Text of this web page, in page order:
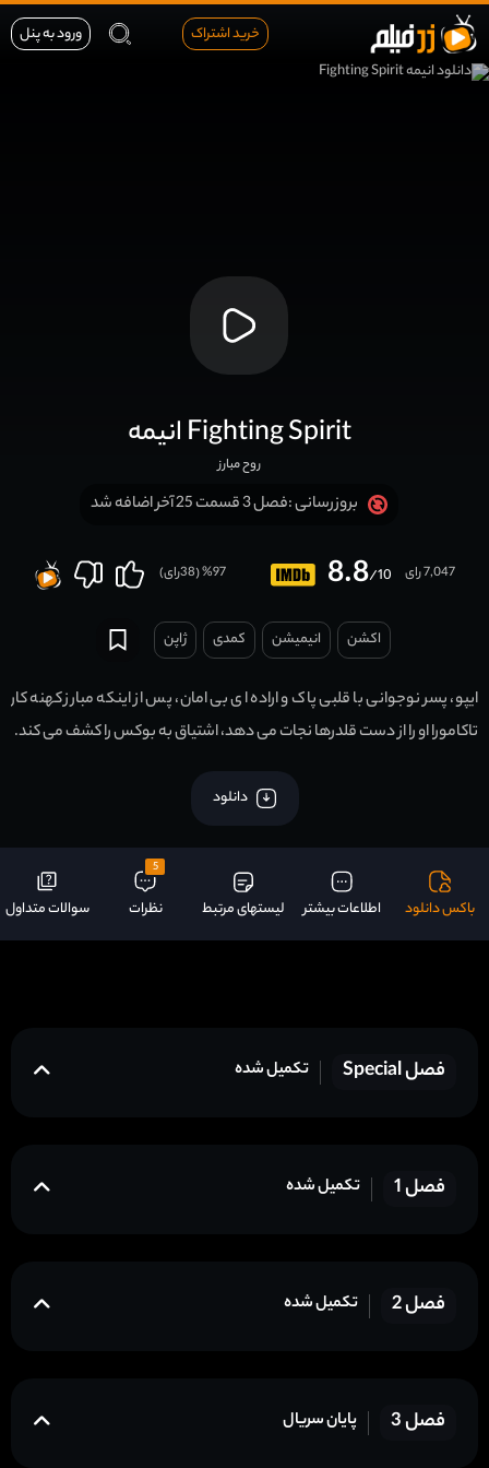
خرید اشتراک ورود به پنل
انیمه Fighting Spirit
روح مبارز
بروزرسانی :فصل 3 قسمت 25 آخر اضافه شد
8.8/10 7,047 رای 97
% (
38رای)
اکشن انیمیشن کمدی ژاپن
ایپو، پسر نوجوانی با قلبی پاک و اراده ای بی امان، پس از اینکه مبارز کهنه کار
تاکامورا او را از دست قلدرها نجات می دهد، اشتیاق به بوکس را کشف می کند.
دانلود
باکس دانلود اطلاعات بیشتر لیستهای مرتبط
5
نظرات سوالات متداول
فصل Special تکمیل شده
فصل 1 تکمیل شده
فصل 2 تکمیل شده
فصل 3 پایان سریال